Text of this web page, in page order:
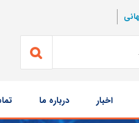
اخبار درباره ما